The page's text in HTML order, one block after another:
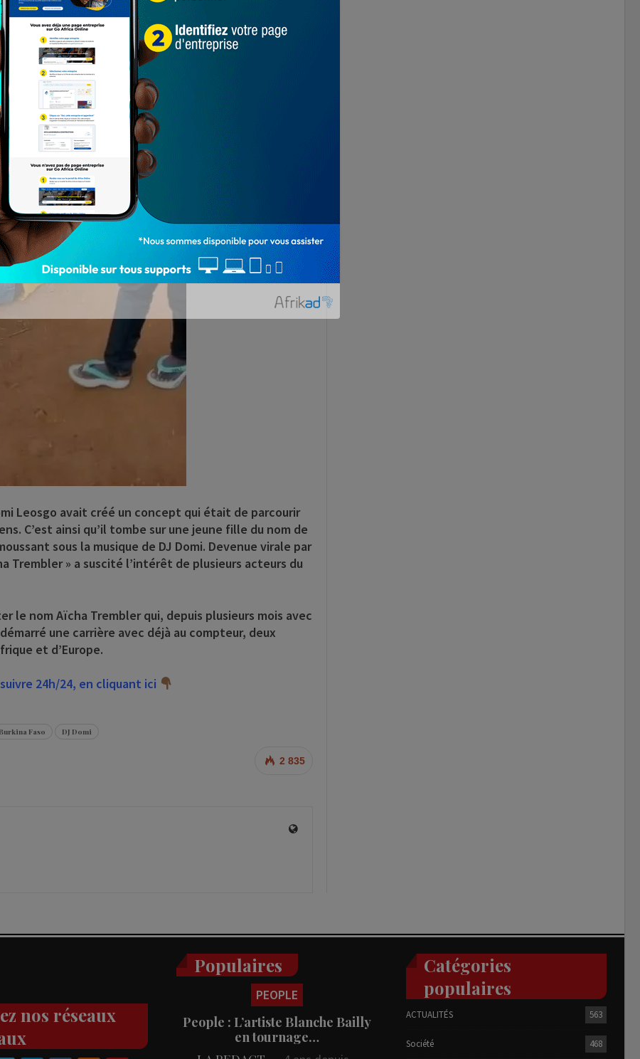
Leosgo avait créé un concept qui était de parcourir
C’est ainsi qu’il tombe sur une jeune fille du nom de
sous la musique de DJ Domi. Devenue virale par
Trembler » a suscité l’intérêt de plusieurs acteurs du
le nom Aïcha Trembler qui, depuis plusieurs mois avec
une carrière avec déjà au compteur, deux
et d’Europe.
24h/24, en cliquant ici
Burkina Faso DJ Domi
2 835
nos réseaux
Populaires
PEOPLE
People : L’artiste Blanche Bailly
en tournage…
Catégories
populaires
ACTUALITÉS 563
Société 468